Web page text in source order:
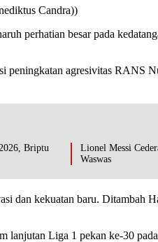
Candra))
perhatian besar pada
peningkatan agresivitas RANS
Briptu
Lionel Messi
Waswas
dan kekuatan baru. Ditambah
lanjutan Liga 1 pekan ke-30